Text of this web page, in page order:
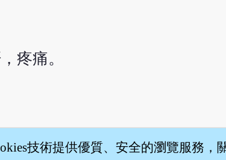
疼痛。
技術提供優質、安全的瀏覽服務，